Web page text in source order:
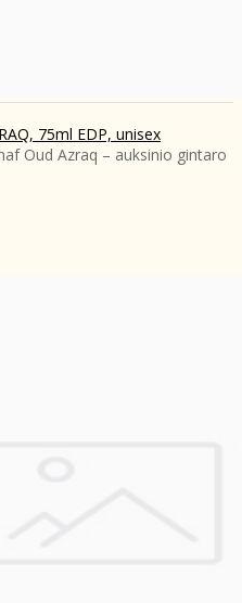
75ml EDP, unisex
Oud Azraq – auksinio gintaro